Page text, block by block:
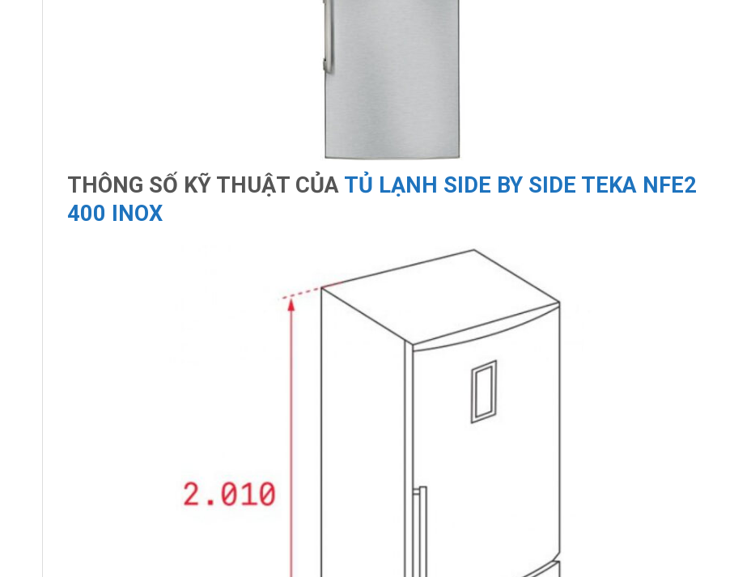
THÔNG SỐ KỸ THUẬT CỦA TỦ LẠNH SIDE BY SIDE TEKA NFE2
400 INOX